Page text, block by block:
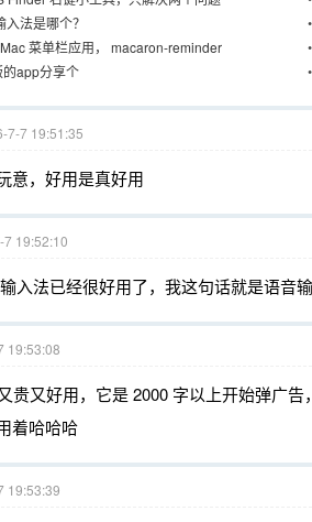
法是哪个？ •
菜单栏应用， macaron-reminder •
app分享个 •
7-7 19:51:35
意，好用是真好用
19:52:10
入法已经很好用了，我这句话就是语音输
19:53:08
贵又好用，它是 2000 字以上开始弹广
着哈哈哈
19:53:39